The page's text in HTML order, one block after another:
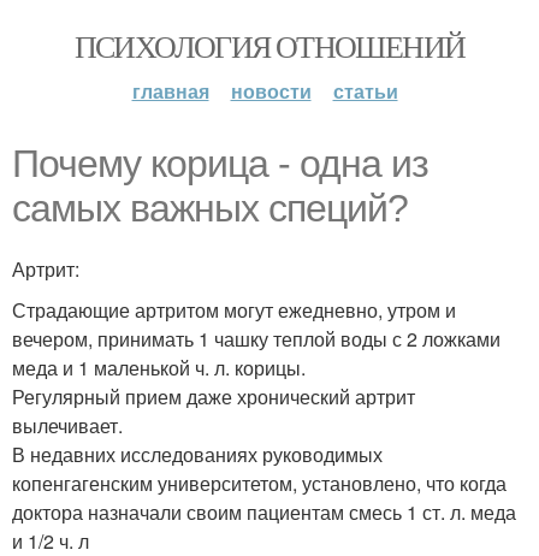
ПСИХОЛОГИЯ ОТНОШЕНИЙ
главная новости статьи
Почему корица - одна из
самых важных специй?
Артрит:
Страдающие артритом могут ежедневно, утром и
вечером, принимать 1 чашку теплой воды с 2 ложками
меда и 1 маленькой ч. л. корицы.
Регулярный прием даже хронический артрит
вылечивает.
В недавних исследованиях руководимых
копенгагенским университетом, установлено, что когда
доктора назначали своим пациентам смесь 1 ст. л. меда
и 1/2 ч. л